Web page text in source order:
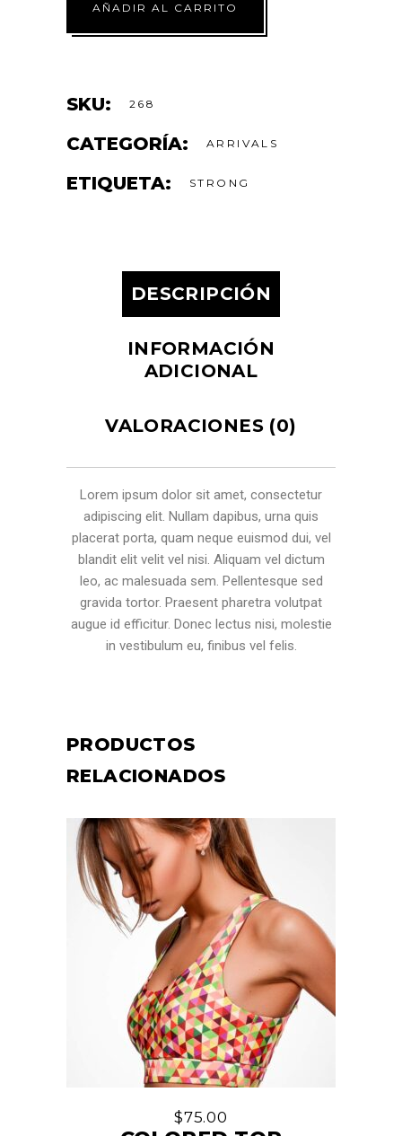
AÑADIR AL CARRITO
SKU: 268
CATEGORÍA: ARRIVALS
ETIQUETA: STRONG
DESCRIPCIÓN
INFORMACIÓN
ADICIONAL
VALORACIONES (0)
Lorem ipsum dolor sit amet, consectetur
adipiscing elit. Nullam dapibus, urna quis
placerat porta, quam neque euismod dui, vel
blandit elit velit vel nisi. Aliquam vel dictum
leo, ac malesuada sem. Pellentesque sed
gravida tortor. Praesent pharetra volutpat
augue id efficitur. Donec lectus nisi, molestie
in vestibulum eu, finibus vel felis.
PRODUCTOS
RELACIONADOS
$75.00